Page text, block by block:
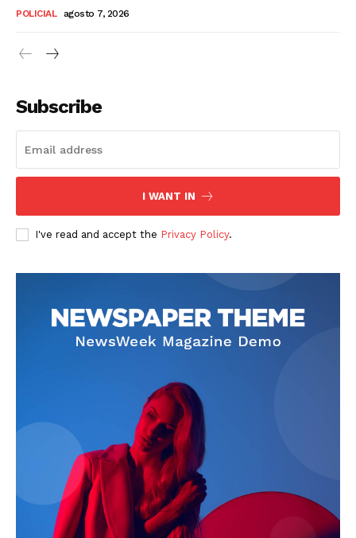
SUSCRIBETE
Nosotros
POLICIAL agosto 7, 2026
Subscribe
I WANT IN
I've read and accept the Privacy Policy.